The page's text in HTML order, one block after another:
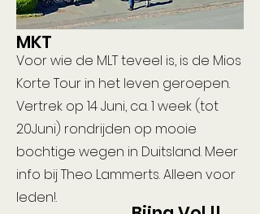
MKT
Voor wie de MLT teveel is, is de Mios
Korte Tour in het leven geroepen.
Vertrek op 14 Juni, ca. 1 week (tot
20Juni) rondrijden op mooie
bochtige wegen in Duitsland. Meer
info bij Theo Lammerts. Alleen voor
leden!.